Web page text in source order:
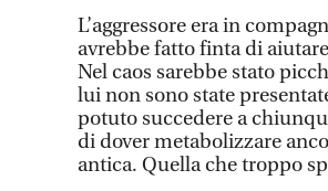
L’aggressore era in
avrebbe fatto finta di
Nel caos sarebbe stato
lui non sono state
potuto succedere a
di dover metabolizzare
antica. Quella che troppo